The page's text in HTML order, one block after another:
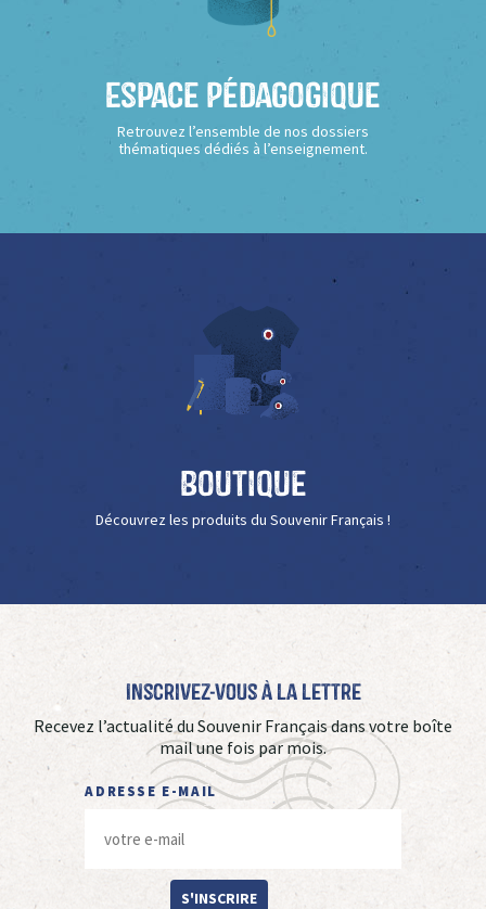
Espace Pédagogique
Retrouvez l’ensemble de nos dossiers
thématiques dédiés à l’enseignement.
Boutique
Découvrez les produits du Souvenir Français !
Inscrivez-vous à La Lettre
Recevez l’actualité du Souvenir Français dans votre boîte
mail une fois par mois.
ADRESSE E-MAIL
S'INSCRIRE